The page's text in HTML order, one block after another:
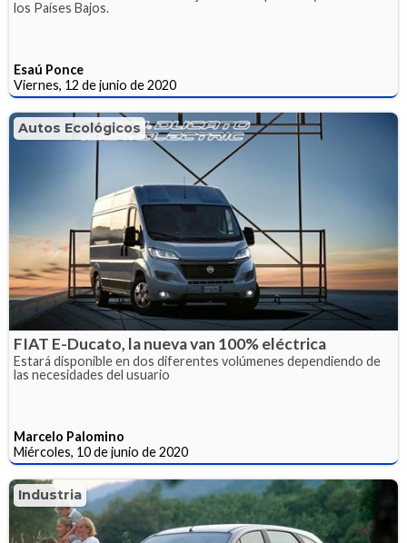
los Países Bajos.
Esaú Ponce
Viernes, 12 de junio de 2020
Autos Ecológicos
FIAT E-Ducato, la nueva van 100% eléctrica
Estará disponible en dos diferentes volúmenes dependiendo de
las necesidades del usuario
Marcelo Palomino
Miércoles, 10 de junio de 2020
Industria